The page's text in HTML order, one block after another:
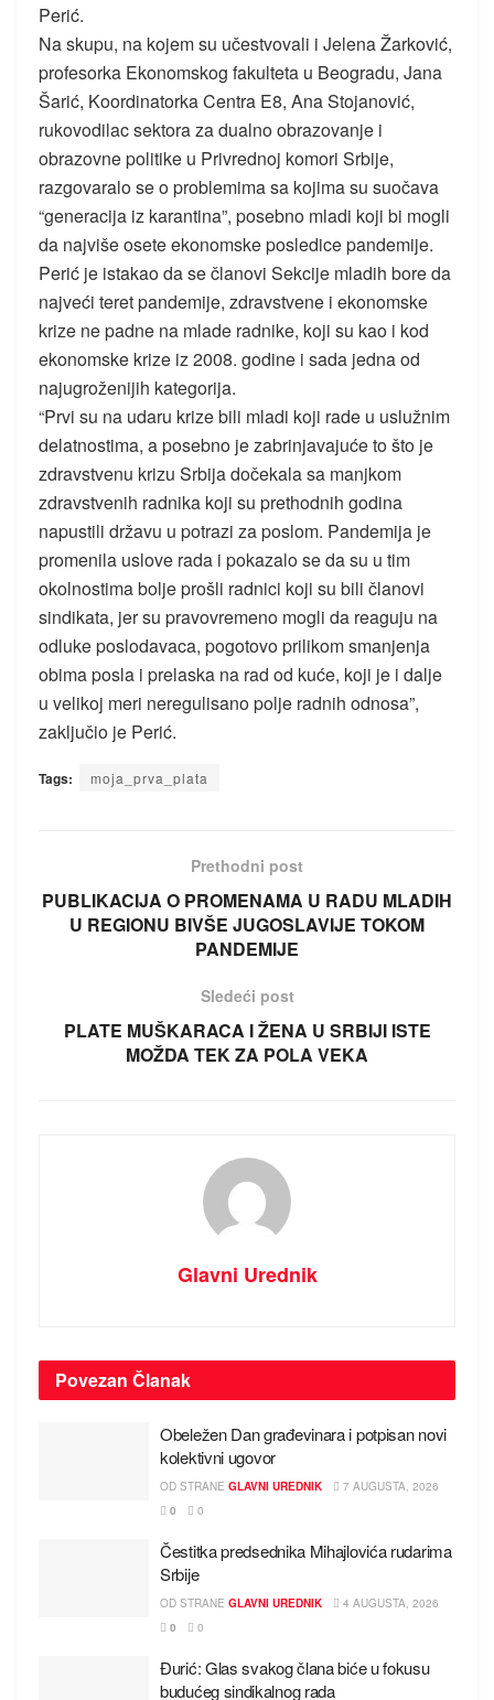
Perić.
Na skupu, na kojem su učestvovali i Jelena Žarković,
profesorka Ekonomskog fakulteta u Beogradu, Jana
Šarić, Koordinatorka Centra E8, Ana Stojanović,
rukovodilac sektora za dualno obrazovanje i
obrazovne politike u Privrednoj komori Srbije,
razgovaralo se o problemima sa kojima su suočava
“generacija iz karantina”, posebno mladi koji bi mogli
da najviše osete ekonomske posledice pandemije.
Perić je istakao da se članovi Sekcije mladih bore da
najveći teret pandemije, zdravstvene i ekonomske
krize ne padne na mlade radnike, koji su kao i kod
ekonomske krize iz 2008. godine i sada jedna od
najugroženijih kategorija.
“Prvi su na udaru krize bili mladi koji rade u uslužnim
delatnostima, a posebno je zabrinjavajuće to što je
zdravstvenu krizu Srbija dočekala sa manjkom
zdravstvenih radnika koji su prethodnih godina
napustili državu u potrazi za poslom. Pandemija je
promenila uslove rada i pokazalo se da su u tim
okolnostima bolje prošli radnici koji su bili članovi
sindikata, jer su pravovremeno mogli da reaguju na
odluke poslodavaca, pogotovo prilikom smanjenja
obima posla i prelaska na rad od kuće, koji je i dalje
u velikoj meri neregulisano polje radnih odnosa”,
zaključio je Perić.
Tags: moja_prva_plata
Prethodni post
PUBLIKACIJA O PROMENAMA U RADU MLADIH
U REGIONU BIVŠE JUGOSLAVIJE TOKOM
PANDEMIJE
Sledeći post
PLATE MUŠKARACA I ŽENA U SRBIJI ISTE
MOŽDA TEK ZA POLA VEKA
Glavni Urednik
Povezan Članak
Obeležen Dan građevinara i potpisan novi
kolektivni ugovor
OD STRANE GLAVNI UREDNIK
7 AUGUSTA, 2026
0
0
Čestitka predsednika Mihajlovića rudarima
Srbije
OD STRANE GLAVNI UREDNIK
4 AUGUSTA, 2026
0
0
Đurić: Glas svakog člana biće u fokusu
budućeg sindikalnog rada